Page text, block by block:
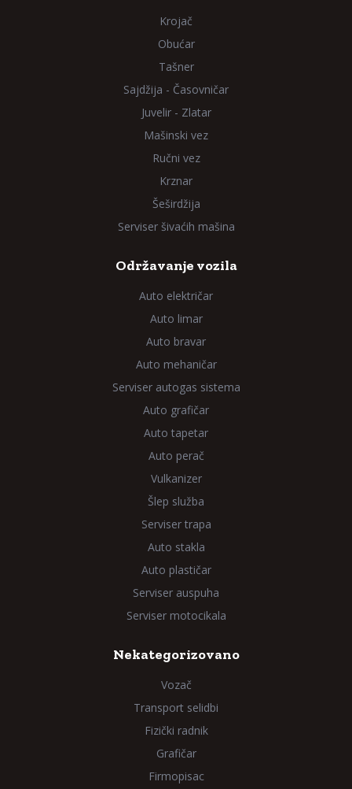
Krojač
Obućar
Tašner
Sajdžija - Časovničar
Juvelir - Zlatar
Mašinski vez
Ručni vez
Krznar
Šeširdžija
Serviser šivaćih mašina
Održavanje vozila
Auto električar
Auto limar
Auto bravar
Auto mehaničar
Serviser autogas sistema
Auto grafičar
Auto tapetar
Auto perač
Vulkanizer
Šlep služba
Serviser trapa
Auto stakla
Auto plastičar
Serviser auspuha
Serviser motocikala
Nekategorizovano
Vozač
Transport selidbi
Fizički radnik
Grafičar
Firmopisac